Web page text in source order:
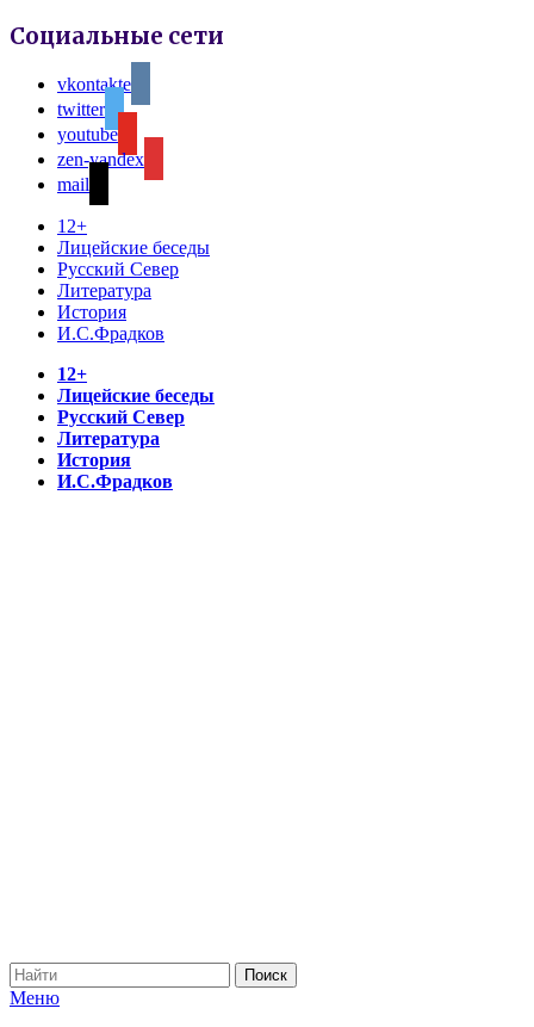
Социальные сети
vkontakte
twitter
youtube
zen-yandex
mail
12+
Лицейские беседы
Русский Север
Литература
История
И.С.Фрадков
12+
Лицейские беседы
Русский Север
Литература
История
И.С.Фрадков
Меню